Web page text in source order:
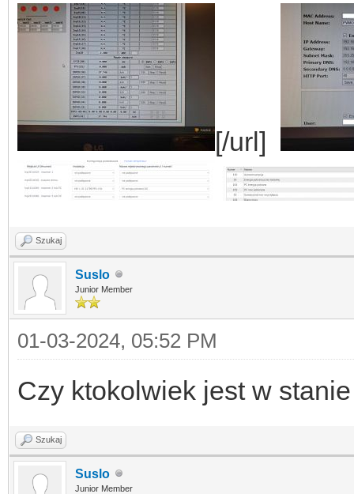
[/url]
Szukaj
Suslo
Junior Member
01-03-2024, 05:52 PM
Czy ktokolwiek jest w
Szukaj
Suslo
Junior Member